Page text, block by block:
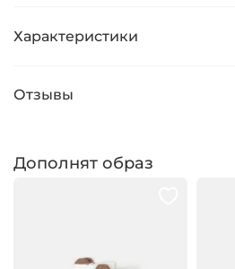
Характеристики
Отзывы
Дополнят образ